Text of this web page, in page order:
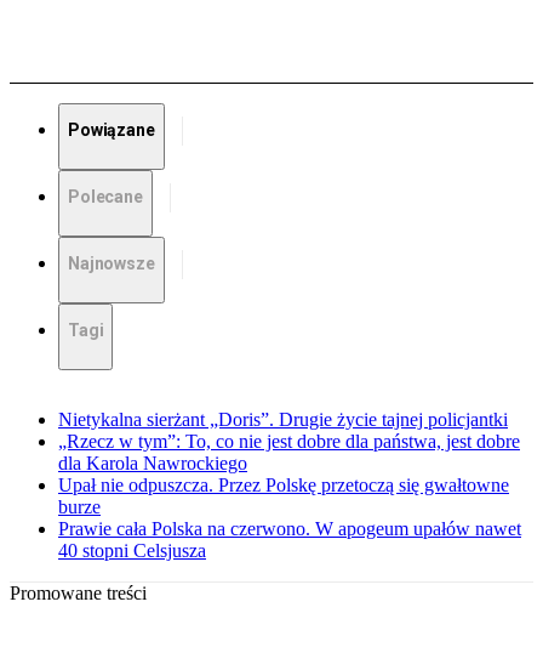
Powiązane
Polecane
Najnowsze
Tagi
Nietykalna sierżant „Doris”. Drugie życie tajnej policjantki
„Rzecz w tym”: To, co nie jest dobre dla państwa, jest dobre
dla Karola Nawrockiego
Upał nie odpuszcza. Przez Polskę przetoczą się gwałtowne
burze
Prawie cała Polska na czerwono. W apogeum upałów nawet
40 stopni Celsjusza
Promowane treści